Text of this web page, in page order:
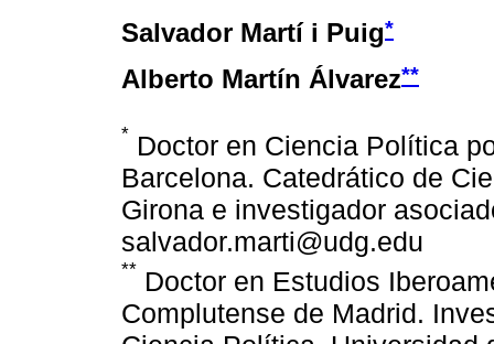
Salvador Martí i Puig*
Alberto Martín Álvarez**
* Doctor en Ciencia Política
Barcelona. Catedrático de
Girona e investigador
salvador.marti@udg.edu
** Doctor en Estudios
Complutense de Madrid.